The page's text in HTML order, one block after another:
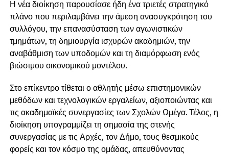
Η νέα διοίκηση παρουσίασε ήδη ένα τριετές στρατηγικό
πλάνο που περιλαμβάνει την άμεση ανασυγκρότηση του
συλλόγου, την επανασύσταση των αγωνιστικών
τμημάτων, τη δημιουργία ισχυρών ακαδημιών, την
αναβάθμιση των υποδομών και τη διαμόρφωση ενός
βιώσιμου οικονομικού μοντέλου.
Στο επίκεντρο τίθεται ο αθλητής μέσω επιστημονικών
μεθόδων και τεχνολογικών εργαλείων, αξιοποιώντας και
τις ακαδημαϊκές συνεργασίες των Σχολών Ωμέγα. Τέλος, η
διοίκηση υπογραμμίζει τη σημασία της στενής
συνεργασίας με τις Αρχές, τον Δήμο, τους θεσμικούς
φορείς και τον κόσμο της ομάδας, απευθύνοντας